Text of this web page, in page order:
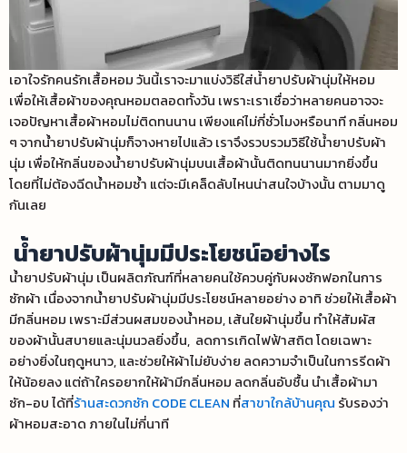
เอาใจรักคนรักเสื้อหอม วันนี้เราจะมาแบ่งวิธีใส่น้ํายาปรับผ้านุ่มให้หอม
เพื่อให้เสื้อผ้าของคุณหอมตลอดทั้งวัน เพราะเราเชื่อว่าหลายคนอาจจะ
เจอปัญหาเสื้อผ้าหอมไม่ติดทนนาน เพียงแค่ไม่กี่ชั่วโมงหรือนาที กลิ่นหอม
ๆ จากน้ำยาปรับผ้านุ่มก็จางหายไปแล้ว เราจึงรวบรวมวิธีใช้น้ํายาปรับผ้า
นุ่ม เพื่อให้กลิ่นของน้ำยาปรับผ้านุ่มบนเสื้อผ้านั้นติดทนนานมากยิ่งขึ้น
โดยที่ไม่ต้องฉีดน้ำหอมซ้ำ แต่จะมีเคล็ดลับไหนน่าสนใจบ้างนั้น ตามมาดู
กันเลย
น้ำยาปรับผ้านุ่มมีประโยชน์อย่างไร
น้ำยาปรับผ้านุ่ม เป็นผลิตภัณฑ์ที่หลายคนใช้ควบคู่กับผงซักฟอกในการ
ซักผ้า เนื่องจากน้ำยาปรับผ้านุ่มมีประโยชน์หลายอย่าง อาทิ ช่วยให้เสื้อผ้า
มีกลิ่นหอม เพราะมีส่วนผสมของน้ำหอม, เส้นใยผ้านุ่มขึ้น ทำให้สัมผัส
ของผ้านั้นสบายและนุ่มนวลยิ่งขึ้น, ลดการเกิดไฟฟ้าสถิต โดยเฉพาะ
อย่างยิ่งในฤดูหนาว, และช่วยให้ผ้าไม่ยับง่าย ลดความจำเป็นในการรีดผ้า
ให้น้อยลง แต่ถ้าใครอยากให้ผ้ามีกลิ่นหอม ลดกลิ่นอับชื้น นำเสื้อผ้ามา
ซัก-อบ ได้ที่ร้านสะดวกซัก CODE CLEAN ที่สาขาใกล้บ้านคุณ รับรองว่า
ผ้าหอมสะอาด ภายในไม่กี่นาที